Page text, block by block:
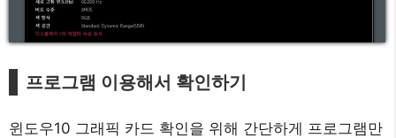
프로그램 이용해서 확인하기
윈도우10 그래픽 카드 확인을 위해 간단하게 프로그램만